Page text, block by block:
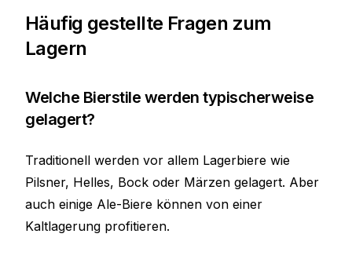
Häufig gestellte Fragen zum
Lagern
Welche Bierstile werden typischerweise
gelagert?
Traditionell werden vor allem Lagerbiere wie
Pilsner, Helles, Bock oder Märzen gelagert. Aber
auch einige Ale-Biere können von einer
Kaltlagerung profitieren.